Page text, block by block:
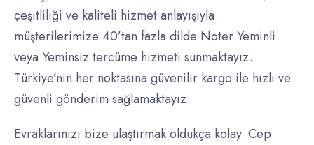
çeşitliliği ve kaliteli hizmet anlayışıyla
müşterilerimize 40’tan fazla dilde Noter Yeminli
veya Yeminsiz tercüme hizmeti sunmaktayız.
Türkiye’nin her noktasına güvenilir kargo ile hızlı ve
güvenli gönderim sağlamaktayız.
Evraklarınızı bize ulaştırmak oldukça kolay. Cep